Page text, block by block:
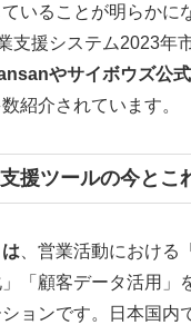
いることが明らかに
支援システム2023年
やサイボウズ公
紹介されています。
援ツールの今とこ
、営業活動における
「顧客データ活用」
ョンです。日本国内